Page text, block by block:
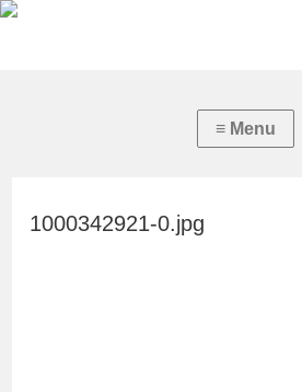
1000342921-0.jpg